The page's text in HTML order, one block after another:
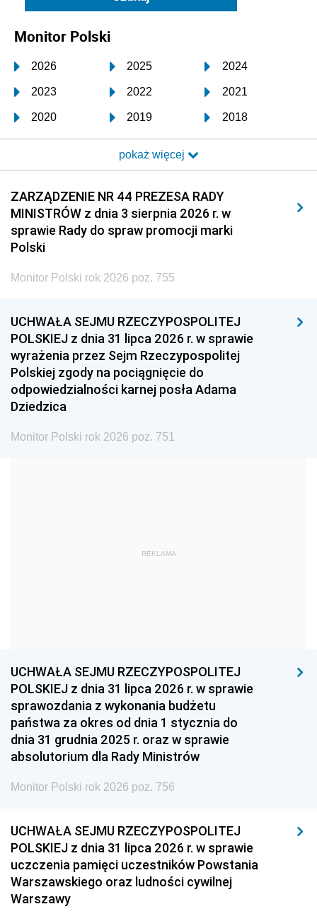
Monitor Polski
2026 2025 2024
2023 2022 2021
2020 2019 2018
2017 2016 2015
2014 2013 2012
2011 2010 2009
2008 2007 2006
2005
1996 1995 1994
1993 1992 1991
1990 1989
1987 1986 1985
1968
1954 1953 1952
1951 1950
1948 1947 1946
1939 1938
pokaż więcej
ZARZĄDZENIE NR 44 PREZESA RADY
MINISTRÓW z dnia 3 sierpnia 2026 r. w
sprawie Rady do spraw promocji marki
Polski
Monitor Polski rok 2026 poz. 755
UCHWAŁA SEJMU RZECZYPOSPOLITEJ
POLSKIEJ z dnia 31 lipca 2026 r. w sprawie
wyrażenia przez Sejm Rzeczypospolitej
Polskiej zgody na pociągnięcie do
odpowiedzialności karnej posła Adama
Dziedzica
Monitor Polski rok 2026 poz. 751
REKLAMA
UCHWAŁA SEJMU RZECZYPOSPOLITEJ
POLSKIEJ z dnia 31 lipca 2026 r. w sprawie
sprawozdania z wykonania budżetu
państwa za okres od dnia 1 stycznia do
dnia 31 grudnia 2025 r. oraz w sprawie
absolutorium dla Rady Ministrów
Monitor Polski rok 2026 poz. 756
UCHWAŁA SEJMU RZECZYPOSPOLITEJ
POLSKIEJ z dnia 31 lipca 2026 r. w sprawie
uczczenia pamięci uczestników Powstania
Warszawskiego oraz ludności cywilnej
Warszawy